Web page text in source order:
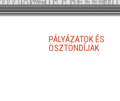
PÁLYÁZATOK ÉS
ÖSZTÖNDÍJAK